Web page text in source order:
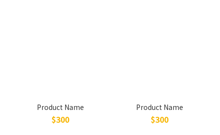
Product Name
$300
Product Name
$300